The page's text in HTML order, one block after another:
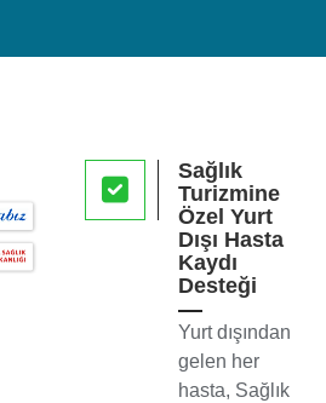
Sağlık
Turizmine
Özel Yurt
Dışı Hasta
Kaydı
Desteği
Yurt dışından
gelen her
hasta, Sağlık